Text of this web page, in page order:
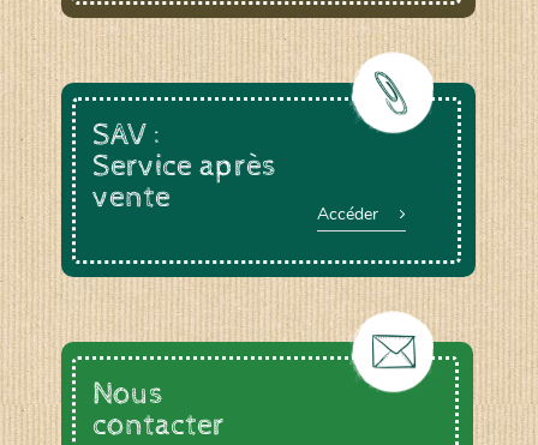
SAV :
Service après
vente
Accéder
Nous
contacter